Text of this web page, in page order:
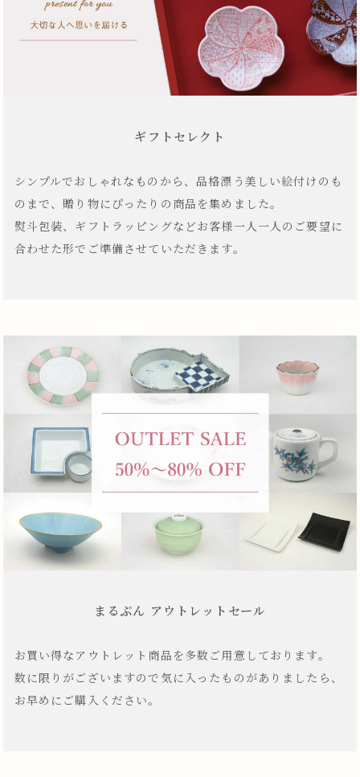
ギフトセレクト
シンプルでおしゃれなものから、品格漂う美しい絵付けのも
のまで、贈り物にぴったりの商品を集めました。
熨斗包装、ギフトラッピングなどお客様一人一人のご要望に
合わせた形でご準備させていただきます。
まるぶん アウトレットセール
お買い得なアウトレット商品を多数ご用意しております。
数に限りがございますので気に入ったものがありましたら、
お早めにご購入ください。